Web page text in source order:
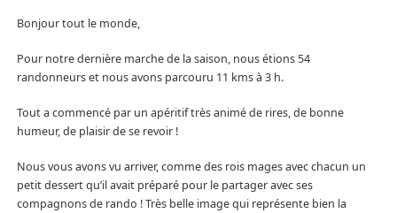
Bonjour tout le monde,
Pour notre dernière marche de la saison, nous étions 54
randonneurs et nous avons parcouru 11 kms à 3 h.
Tout a commencé par un apéritif très animé de rires, de bonne
humeur, de plaisir de se revoir !
Nous vous avons vu arriver, comme des rois mages avec chacun un
petit dessert qu’il avait préparé pour le partager avec ses
compagnons de rando ! Très belle image qui représente bien la